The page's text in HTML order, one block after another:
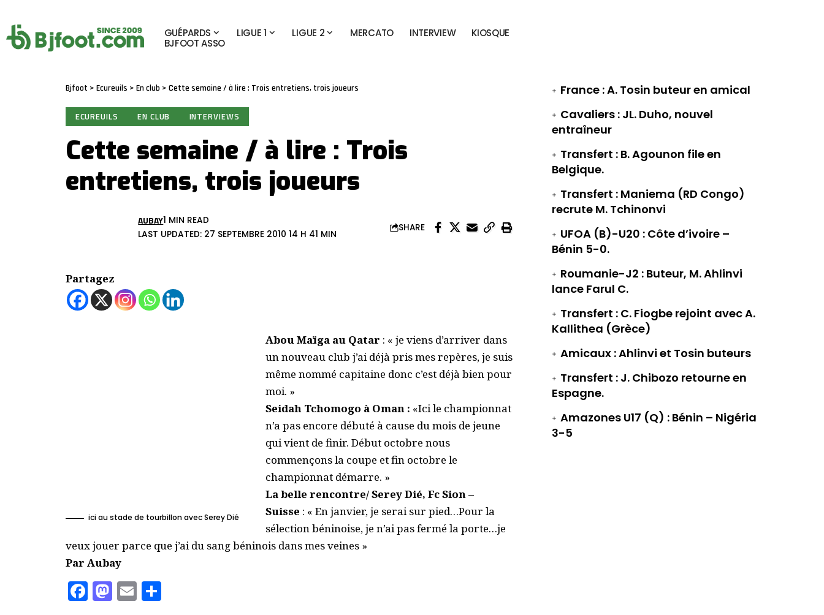
GUÉPARDS LIGUE 1 LIGUE 2 MERCATO INTERVIEW
KIOSQUE
BJFOOT ASSO
Bjfoot > Ecureuils > En club > Cette semaine / à lire : Trois entretiens, trois joueurs
ECUREUILS EN CLUB INTERVIEWS
Cette semaine / à lire : Trois
entretiens, trois joueurs
LAST UPDATED: 27 SEPTEMBRE 2010 14 H 41 MIN
AUBAY1 MIN READ
SHARE
Partagez
ici au stade de tourbillon avec Serey Dié
Abou Maïga au Qatar : « je viens d’arriver dans
un nouveau club j’ai déjà pris mes repères, je suis
même nommé capitaine donc c’est déjà bien pour
moi. »
Seidah Tchomogo à Oman : «Ici le championnat
n’a pas encore débuté à cause du mois de jeune
qui vient de finir. Début octobre nous
commençons la coupe et fin octobre le
championnat démarre. »
La belle rencontre/ Serey Dié, Fc Sion –
Suisse : « En janvier, je serai sur pied…Pour la
sélection béninoise, je n’ai pas fermé la porte…je
veux jouer parce que j’ai du sang béninois dans mes veines »
Par Aubay
Facebook
Mastodon
Email
France : A. Tosin buteur en amical
Cavaliers : JL. Duho, nouvel
entraîneur
Transfert : B. Agounon file en
Belgique.
Transfert : Maniema (RD Congo)
recrute M. Tchinonvi
UFOA (B)-U20 : Côte d’ivoire –
Bénin 5-0.
Roumanie-J2 : Buteur, M. Ahlinvi
lance Farul C.
Transfert : C. Fiogbe rejoint avec A.
Kallithea (Grèce)
Amicaux : Ahlinvi et Tosin buteurs
Transfert : J. Chibozo retourne en
Espagne.
Amazones U17 (Q) : Bénin – Nigéria
3-5